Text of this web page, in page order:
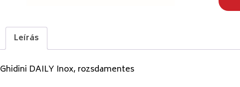
Leírás
Ghidini DAILY Inox, rozsdamentes